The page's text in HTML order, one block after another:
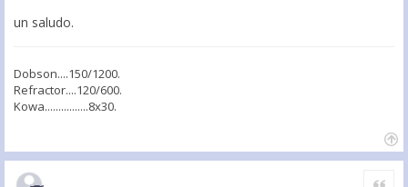
un saludo.
Dobson....150/1200.
Refractor....120/600.
Kowa................8x30.
Citar